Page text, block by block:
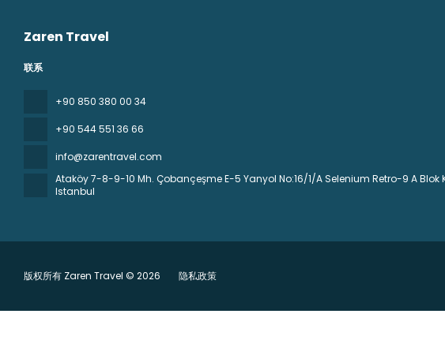
Zaren Travel
联系
+90 850 380 00 34
+90 544 551 36 66
info@zarentravel.com
Ataköy 7-8-9-10 Mh. Çobançeşme E-5 Yanyol No:16/1/A Selenium Retro-9 A Blok
Istanbul
版权所有 Zaren Travel © 2026 隐私政策